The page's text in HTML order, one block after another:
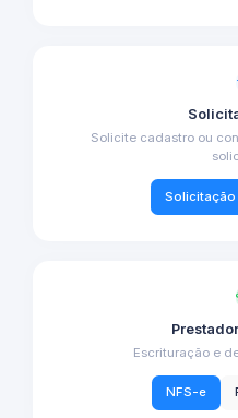
Solicite cadastro ou
Solicitação
Escrituração e
NFS-e